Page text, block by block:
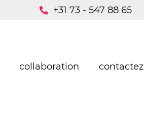
+31 73 - 547 88 65
collaboration contactez